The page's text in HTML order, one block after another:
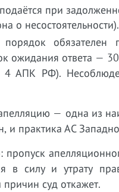
при
о несостоятельности).
обязателен
ожидания ответа —
4 АПК РФ).
— одна из
и практика АС
в силу и утрату
причин суд откажет.